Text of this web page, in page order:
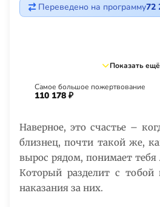
Переведено на программу72
Показать
Самое большое пожертвование
110 178 ₽
Наверное, это счастье –
близнец, почти такой же,
вырос рядом, понимает
Который разделит с тобой
наказания за них.